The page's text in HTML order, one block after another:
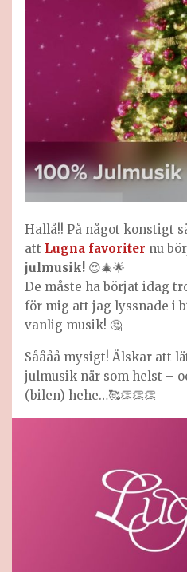
Hallå!! På något konstigt
att Lugna favoriter nu
julmusik! 😍🎄🌟
De måste ha börjat idag
för mig att jag lyssnade i
vanlig musik! 🤔
Såååå mysigt! Älskar att
julmusik när som helst –
(bilen) hehe…🥰👏👏👏